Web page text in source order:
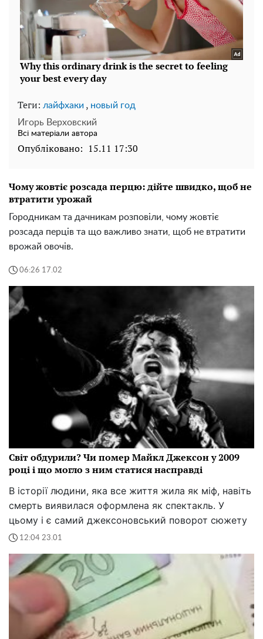
Теги: лайфхаки , новый год
Игорь Верховский
Всі матеріали автора
Опубліковано: 15.11 17:30
Чому жовтіє розсада перцю: дійте швидко, щоб не
втратити урожай
Городникам та дачникам розповіли, чому жовтіє
розсада перців та що важливо знати, щоб не втратити
врожай овочів.
06:26 17.02
Світ обдурили? Чи помер Майкл Джексон у 2009
році і що могло з ним статися насправді
В історії людини, яка все життя жила як міф, навіть
смерть виявилася оформлена як спектакль. У
цьому і є самий джексоновський поворот сюжету
12:04 23.01